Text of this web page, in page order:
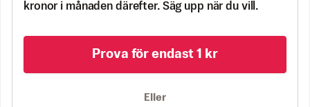
kronor i månaden därefter. Säg upp när du vill.
Prova för endast 1 kr
Eller